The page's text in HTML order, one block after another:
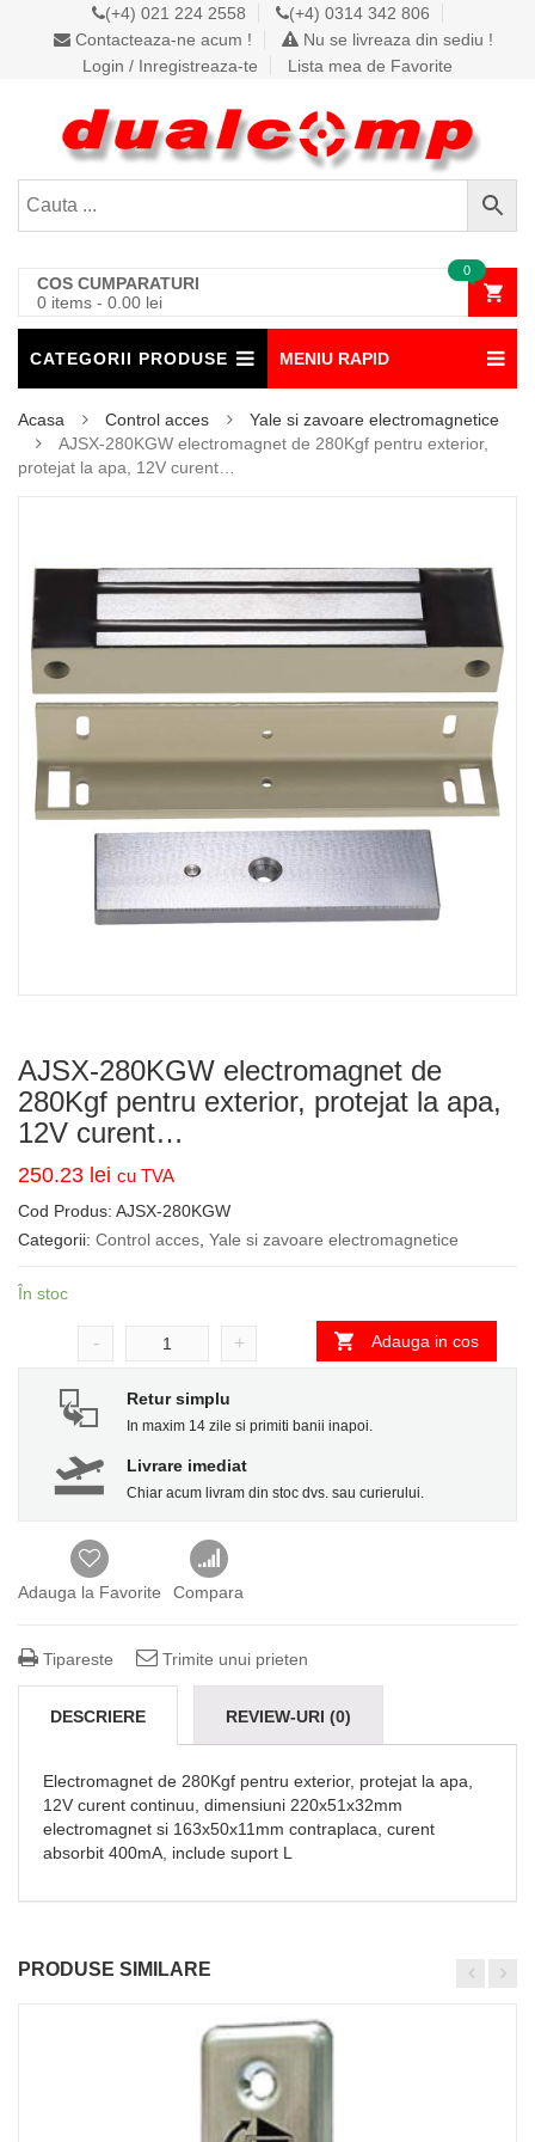
(+4) 021 224 2558
(+4) 0314 342 806
Contacteaza-ne acum !
Nu se livreaza din sediu !
Login / Inregistreaza-te
Lista mea de Favorite
COS CUMPARATURI
0 items - 0.00 lei
0
CATEGORII PRODUSE MENIU RAPID
Acasa Control acces
Yale si zavoare electromagnetice
AJSX-280KGW electromagnet de 280Kgf pentru exterior,
protejat la apa, 12V curent…
AJSX-280KGW electromagnet de
280Kgf pentru exterior, protejat la apa,
12V curent…
250.23 lei cu TVA
Cod Produs: AJSX-280KGW
Categorii: Control acces Yale si zavoare electromagnetice
În stoc
- + Adauga in cos
Retur simplu
In maxim 14 zile si primiti banii inapoi.
Livrare imediat
Chiar acum livram din stoc dvs. sau curierului.
Adauga la Favorite Compara
Tipareste Trimite unui prieten
DESCRIERE REVIEW-URI (0)
Electromagnet de 280Kgf pentru exterior, protejat la apa,
12V curent continuu, dimensiuni 220x51x32mm
electromagnet si 163x50x11mm contraplaca, curent
absorbit 400mA, include suport L
PRODUSE SIMILARE